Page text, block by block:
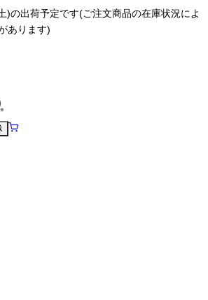
)の出荷予定です(ご注文商品の在庫状況によ
あります)